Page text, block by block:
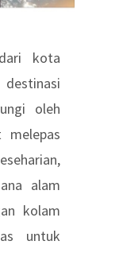
kota
oleh
alam
kolam
untuk